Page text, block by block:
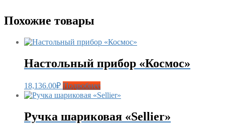
Похожие товары
Настольный прибор «Космос»
18,136.00₽ Подробнее
Ручка шариковая «Sellier»